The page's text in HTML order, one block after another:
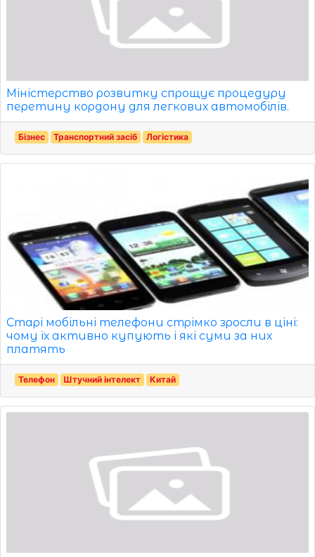
Міністерство розвитку спрощує процедуру
перетину кордону для легкових автомобілів.
Бізнес Транспортний засіб Логістика
Старі мобільні телефони стрімко зросли в ціні:
чому їх активно купують і які суми за них
платять
Телефон Штучний інтелект Китай